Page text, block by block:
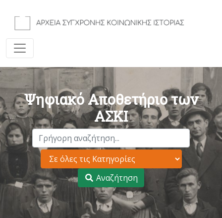
Ψηφιακό Αποθετήριο των
ΑΣΚΙ
Αναζήτηση